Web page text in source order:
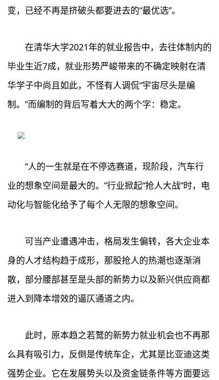
变，已经不再是挤破头都要进去的“最优选”。
在清华大学2021年的就业报告中，去往体制内的
毕业生近7成，就业形势严峻带来的不确定映射在清
华学子中尚且如此，不怪有人调侃“宇宙尽头是编
制。”而编制的背后写着大大的两个字：稳定。
“人的一生就是在不停选赛道，现阶段，汽车行
业的想象空间是最大的。”行业掀起“抢人大战”时，电
动化与智能化给予了每个人无限的想象空间。
可当产业遭遇冲击，格局发生偏转，各大企业本
身的人才结构趋于成形，那股抢人的热潮也逐渐消
散，部分腰部甚至是头部的新势力以及新兴供应商都
进入到降本增效的逼仄通道之内。
此时，原本趋之若鹜的新势力就业机会也不再那
么具有吸引力，反倒是传统车企，尤其是比亚迪这类
强势企业。它在发展势头以及资金链条件等方面要远